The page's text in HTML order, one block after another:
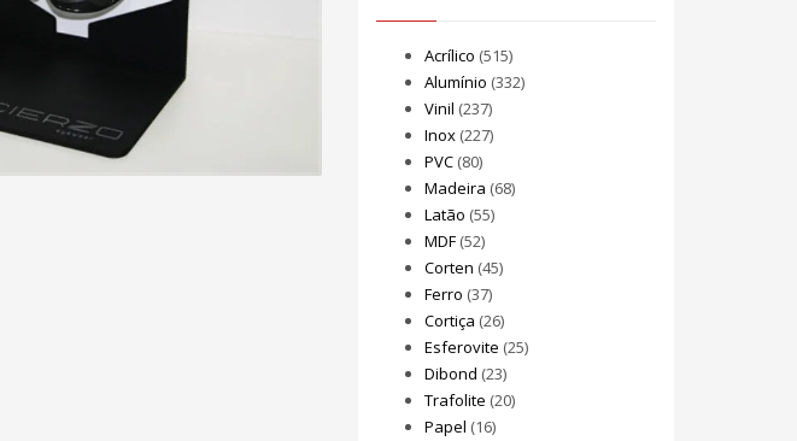
Acrílico (515)
Alumínio (332)
Vinil (237)
Inox(227)
PVC(80)
Madeira (68)
Latão (55)
MDF(52)
Corten (45)
Ferro (37)
Cortiça (26)
Esferovite (25)
Dibond (23)
Trafolite (20)
Papel (16)